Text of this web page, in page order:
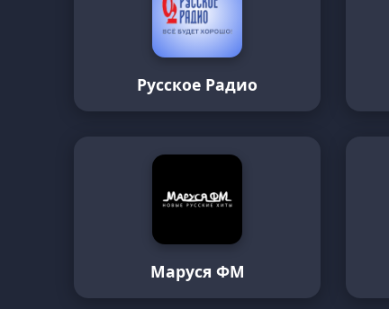
Русское Радио
Маруся ФМ